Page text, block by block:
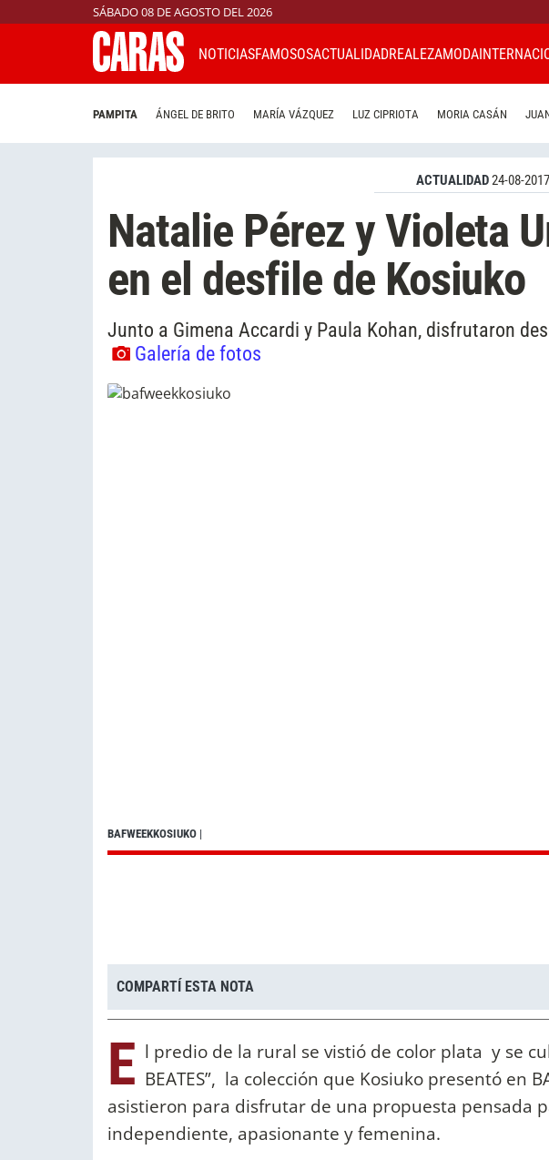
SÁBADO 08 DE AGOSTO DEL 2026
NOTICIASFAMOSOSACTUALIDADREALEZAMODA
PAMPITA ÁNGEL DE BRITO MARÍA VÁZQUEZ LUZ CIPRIOTA MORIA CASÁN
ACTUALIDAD24-08-
Natalie Pérez y Violeta
en el desfile de Kosiuko
Junto a Gimena Accardi y Paula Kohan, disfrutaron
Galería de fotos
BAFWEEKKOSIUKO |
COMPARTÍ ESTA NOTA
E l predio de la rural se vistió de color plata y se
BEATES”, la colección que Kosiuko presentó en
asistieron para disfrutar de una propuesta pensada
independiente, apasionante y femenina.